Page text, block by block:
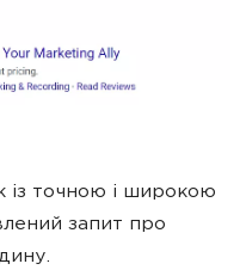
із точною і широкою
запит про